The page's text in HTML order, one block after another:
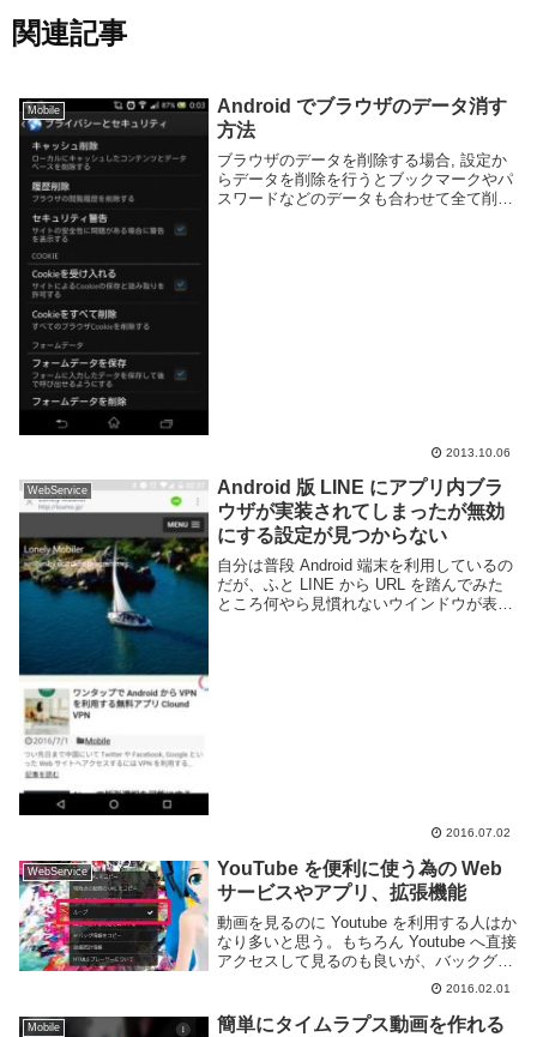
関連記事
Mobile
Android でブラウザのデータ消す
方法
ブラウザのデータを削除する場合, 設定か
らデータを削除を行うとブックマークやパ
スワードなどのデータも合わせて全て削除
2013.10.06
WebService
Android 版 LINE にアプリ内ブラ
ウザが実装されてしまったが無効
にする設定が見つからない
自分は普段 Android 端末を利用しているの
だが、ふと LINE から URL を踏んでみた
ところ何やら見慣れないウインドウが表示
2016.07.02
WebService
YouTube を便利に使う為の Web
サービスやアプリ、拡張機能
動画を見るのに Youtube を利用する人はか
なり多いと思う。もちろん Youtube へ直接
アクセスして見るのも良いが、バックグラ
ウンドで再生したい、一つの曲を繰り返し
再生し続けたい、など動画を見る目的によ
ってはアプリや Web サービ...
2016.02.01
Mobile
簡単にタイムラプス動画を作れる